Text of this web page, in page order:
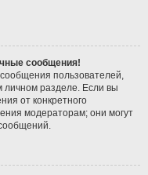
сообщения!
пользователей,
личном разделе. Если вы
от конкретного
модераторам; они могут